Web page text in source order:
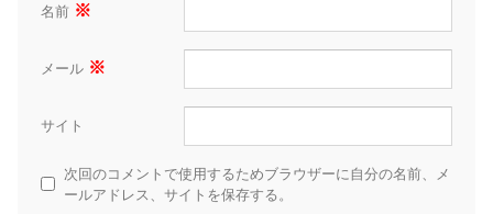
名前 ※
メール ※
サイト
次回のコメントで使用するためブラウザーに自分の名前、メ
ールアドレス、サイトを保存する。